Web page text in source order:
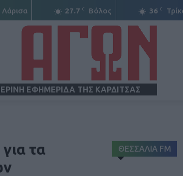
Λάρισα 27.7 C Βόλος 36 C
ΕΦΗΜΕΡΙΔΑ ΤΗΣ ΚΑΡΔΙΤΣΑΣ
τα
ΘΕΣΣΑΛΙΑ FM